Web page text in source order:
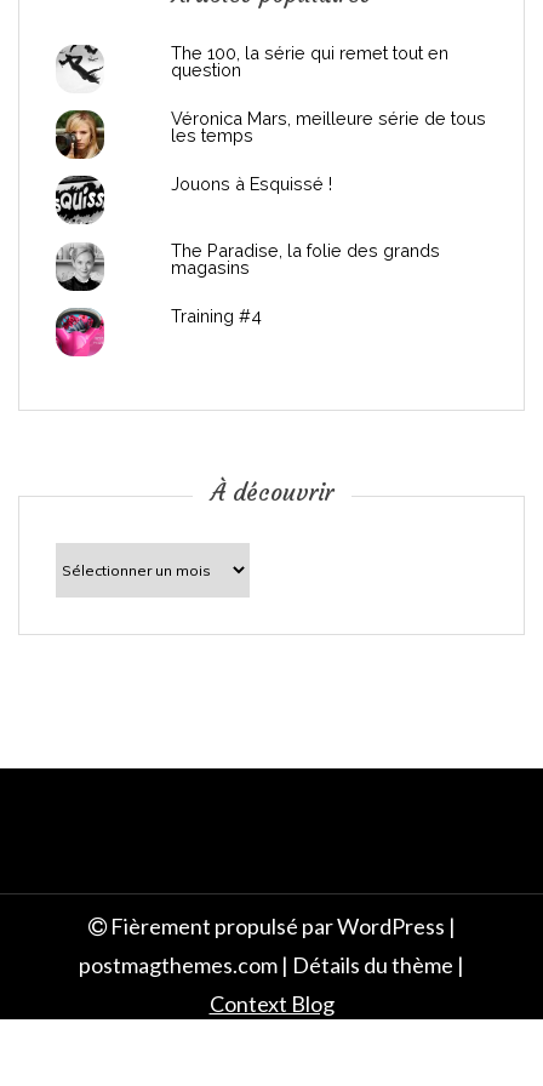
c
The 100, la série qui remet tout en
question
Véronica Mars, meilleure série de tous
les temps
Jouons à Esquissé !
The Paradise, la folie des grands
magasins
Training #4
À découvrir
découvrir
Fièrement propulsé par WordPress |
postmagthemes.com | Détails du thème |
Context Blog